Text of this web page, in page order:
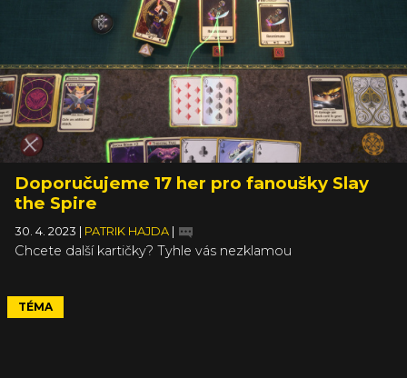
Doporučujeme 17 her pro fanoušky Slay
the Spire
30. 4. 2023 PATRIK HAJDA
Chcete další kartičky? Tyhle vás nezklamou
TÉMA